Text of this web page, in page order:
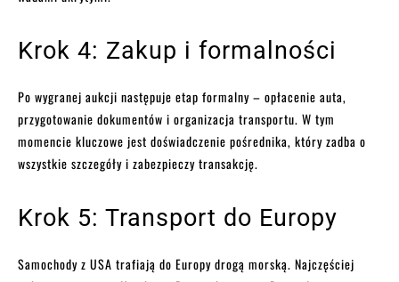
Krok 4: Zakup i formalności
Po wygranej aukcji następuje etap formalny – opłacenie auta,
przygotowanie dokumentów i organizacja transportu. W tym
momencie kluczowe jest doświadczenie pośrednika, który zadba o
wszystkie szczegóły i zabezpieczy transakcję.
Krok 5: Transport do Europy
Samochody z USA trafiają do Europy drogą morską. Najczęściej